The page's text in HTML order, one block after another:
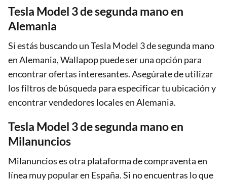
Tesla Model 3 de segunda mano en
Alemania
Si estás buscando un Tesla Model 3 de segunda mano
en Alemania, Wallapop puede ser una opción para
encontrar ofertas interesantes. Asegúrate de utilizar
los filtros de búsqueda para especificar tu ubicación y
encontrar vendedores locales en Alemania.
Tesla Model 3 de segunda mano en
Milanuncios
Milanuncios es otra plataforma de compraventa en
línea muy popular en España. Si no encuentras lo que